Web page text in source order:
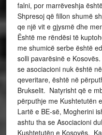
falni, por marrëveshja
Shpresoj që fillon shumë
qe një vit e gjysmë dhe
Është me rëndësi të
me shumicë serbe është
solli pavarësinë e
se asociacioni nuk është
qeveritare, është në
Brukselit. Natyrisht që e
përputhje me Kushtetutën
Lartë e BE-së, Mogherini
ashtu tha se Asociacioni
Kushtetutën e Kosovës.